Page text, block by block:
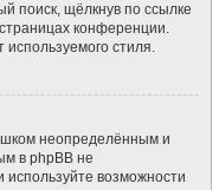
поиск, щёлкнув по ссылке
конференции.
используемого стиля.
неопределённым и
в phpBB не
используйте возможности